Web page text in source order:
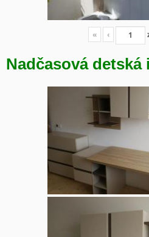
« ‹
Nadčasová detská